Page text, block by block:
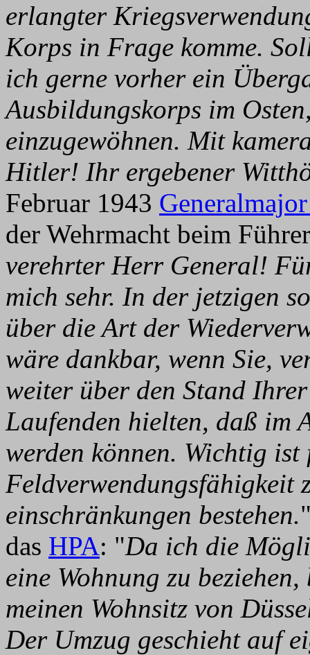
erlangter
Korps in Frage komme.
ich gerne vorher ein
Ausbildungskorps im
einzugewöhnen. Mit
Hitler! Ihr ergebener
Februar 1943
der Wehrmacht beim
verehrter Herr General!
mich sehr. In der jetzigen
über die Art der
wäre dankbar, wenn Sie,
weiter über den Stand
Laufenden hielten, daß im
werden können. Wichtig
Feldverwendungsfähigkeit
einschränkungen bestehen.
das HPA: "Da ich die
eine Wohnung zu
meinen Wohnsitz von
Der Umzug geschieht auf